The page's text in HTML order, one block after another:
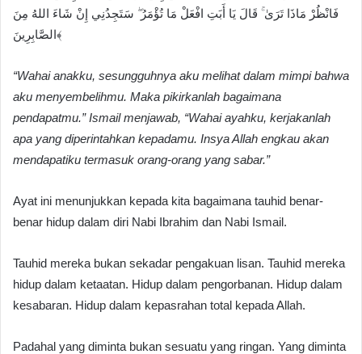
فَانْظُرْ مَاذَا تَرَىٰ ۚ قَالَ يَا أَبَتِ افْعَلْ مَا تُؤْمَرُ ۖ سَتَجِدُنِي إِنْ شَاءَ اللهُ مِنَ
الصَّابِرِينَ﴾
“Wahai anakku, sesungguhnya aku melihat dalam mimpi bahwa
aku menyembelihmu. Maka pikirkanlah bagaimana
pendapatmu.” Ismail menjawab, “Wahai ayahku, kerjakanlah
apa yang diperintahkan kepadamu. Insya Allah engkau akan
mendapatiku termasuk orang-orang yang sabar.”
Ayat ini menunjukkan kepada kita bagaimana tauhid benar-
benar hidup dalam diri Nabi Ibrahim dan Nabi Ismail.
Tauhid mereka bukan sekadar pengakuan lisan. Tauhid mereka
hidup dalam ketaatan. Hidup dalam pengorbanan. Hidup dalam
kesabaran. Hidup dalam kepasrahan total kepada Allah.
Padahal yang diminta bukan sesuatu yang ringan. Yang diminta